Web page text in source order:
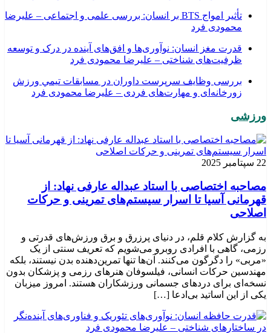
تأثیر امواج BTS بر انسان: بررسی علمی و اجتماعی – علیرضا
محمودی فرد
قدرت مغز انسان: نوآوری‌ها و افق‌های آینده در درک و توسعه
ظرفیت‌های شناختی – علیرضا محمودی فرد
بررسی وظايف سرپرست داوران در مسابقات تیمي ورزش
زورخانه‌ای و مهارت‌های فردی – علیرضا محمودی فرد
ورزشی
22 سپتامبر 2025
مصاحبه اختصاصی با استاد عبداله عارفی نهاد: از
قهرمانی آسیا تا اسرار سیستم‌های تمرینی و حرکات
اصلاحی
به گزارش کلام قلم، در دنیای پرزرق و برق ورزش‌های قدرتی و
رزمی، گاهی با افرادی روبرو می‌شویم که تعریف سنتی از یک
«مربی» را دگرگون می‌کنند. آن‌ها تنها تمرین‌دهنده بدن نیستند، بلکه
مهندسین حرکات انسانی، فیلسوفان هنرهای رزمی و پزشکان بدون
نسخه‌ای برای دردهای جسمانی ورزشکاران هستند. امروز میزبان
یکی از این اساتید بی‌ادعا […]